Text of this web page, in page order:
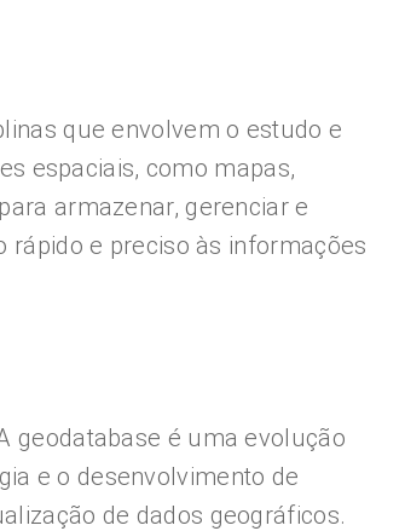
que envolvem o estudo e
espaciais, como mapas,
armazenar, gerenciar e
rápido e preciso às informações
geodatabase é uma evolução
e o desenvolvimento de
de dados geográficos.